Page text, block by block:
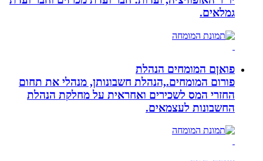
גמלאים.
פואןם המומחים הנהלת
פורום המומחים.,הנהלת חשבונותן, מנהלי את תחום
החזרי המס לשכירים ואחראית על מחלקת הנהלת
החשבונות לעצמאים.